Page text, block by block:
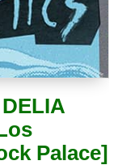
Palace]